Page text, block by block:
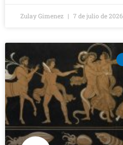
Zulay Gimenez 7 de julio de 2026